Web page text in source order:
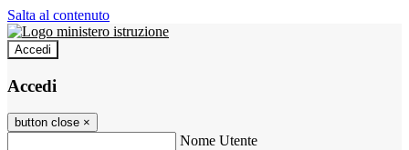
Salta al contenuto
Accedi
Accedi
button close ×
Nome Utente